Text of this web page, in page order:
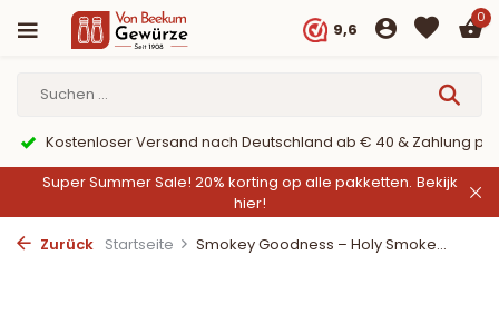
9,6
0
Kostenloser Versand nach Deutschland ab € 40 & Zahlung
Super Summer Sale! 20% korting op alle pakketten. Bekijk
hier!
Zurück Startseite Smokey Goodness – Holy Smoke...